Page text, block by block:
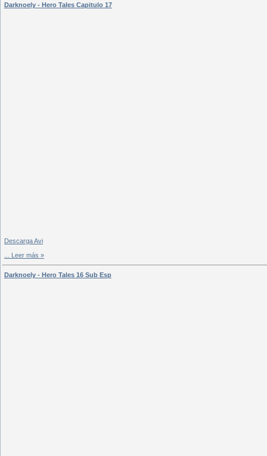
Darknoely - Hero Tales Capitulo 17
Descarga Avi
Leer más »
Darknoely - Hero Tales 16 Sub Esp